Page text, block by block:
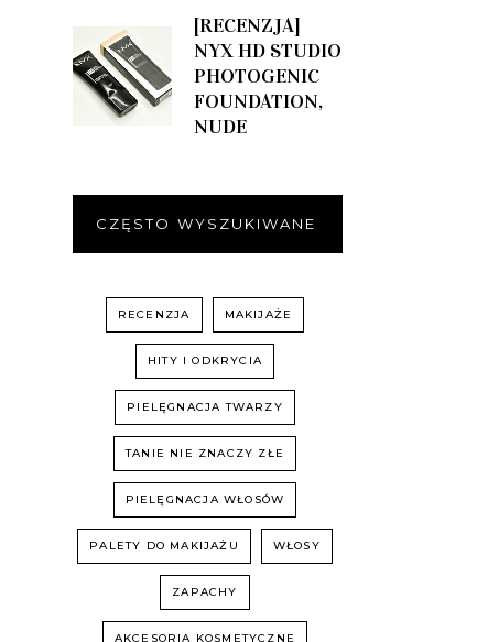
[RECENZJA]
NYX HD STUDIO
PHOTOGENIC
FOUNDATION,
NUDE
CZĘSTO WYSZUKIWANE
RECENZJA MAKIJAŻE
HITY I ODKRYCIA
PIELĘGNACJA TWARZY
TANIE NIE ZNACZY ZŁE
PIELĘGNACJA WŁOSÓW
PALETY DO MAKIJAŻU WŁOSY
ZAPACHY
AKCESORIA KOSMETYCZNE